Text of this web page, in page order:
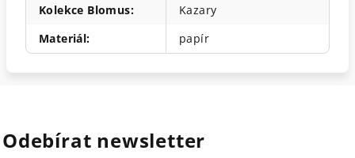
Kolekce Blomus:
Kazary
Materiál: papír
Odebírat newsletter